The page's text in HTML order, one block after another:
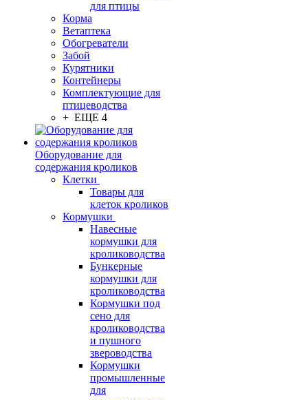
для птицы
Корма
Ветаптека
Обогреватели
Забой
Курятники
Контейнеры
Комплектующие для
птицеводства
+ ЕЩЕ 4
Оборудование для
содержания кроликов
Клетки
Товары для
клеток кроликов
Кормушки
Навесные
кормушки для
кролиководства
Бункерные
кормушки для
кролиководства
Кормушки под
сено для
кролиководства
и пушного
звероводства
Кормушки
промышленные
для